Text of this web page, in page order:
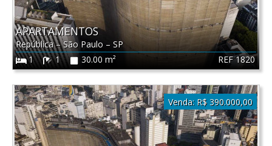
REF 1820
APARTAMENTOS
República–São Paulo – SP
1
1 30.00 m²
Venda: R$ 390.000,00